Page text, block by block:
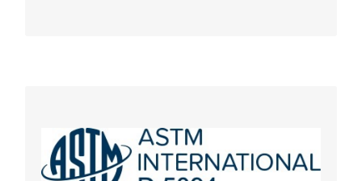
Méthodes d’essai standard pour la fuite importante
de liquides des contenants avec des fermetures à
filetage ou de type Lug-Style